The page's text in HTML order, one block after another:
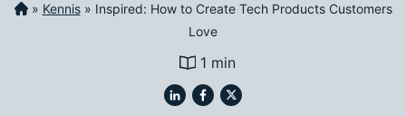
» Kennis» Inspired: How to Create Tech Products Customers
Love
1 min